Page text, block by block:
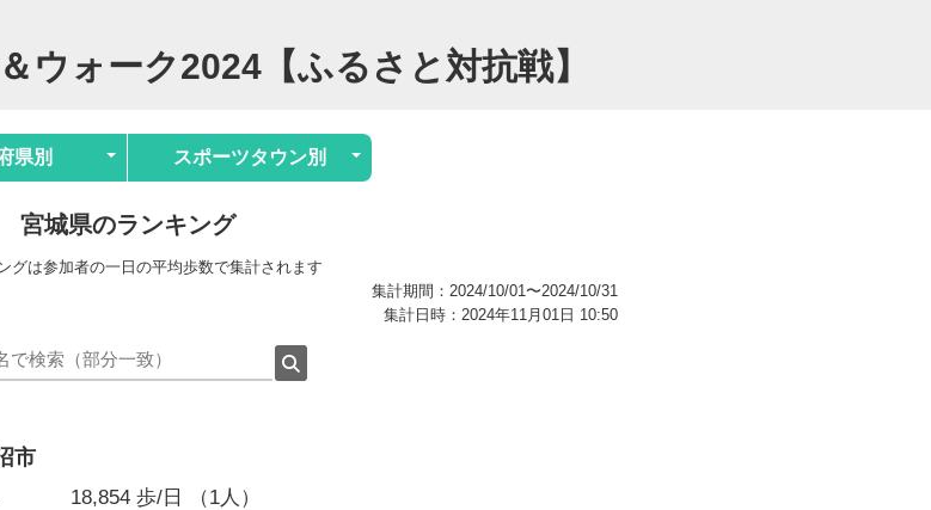
ウォーク2024【ふるさと対抗戦】
県別 スポーツタウン別
宮城県のランキング
グは参加者の一日の平均歩数で集計されます
集計期間：2024/10/01〜2024/10/31
集計日時：2024年11月01日 10:50
市
18,854 歩/日 （1人）